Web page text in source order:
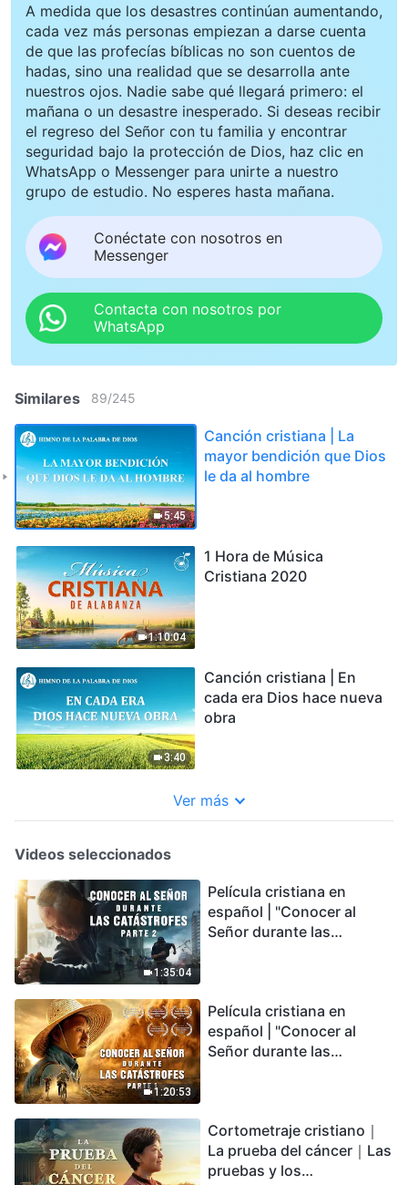
A medida que los desastres continúan aumentando,
cada vez más personas empiezan a darse cuenta
de que las profecías bíblicas no son cuentos de
hadas, sino una realidad que se desarrolla ante
nuestros ojos. Nadie sabe qué llegará primero: el
mañana o un desastre inesperado. Si deseas recibir
el regreso del Señor con tu familia y encontrar
seguridad bajo la protección de Dios, haz clic en
WhatsApp o Messenger para unirte a nuestro
grupo de estudio. No esperes hasta mañana.
Conéctate con nosotros en
Messenger
Contacta con nosotros por
WhatsApp
Similares 89/245
5:45
Canción cristiana | La
mayor bendición que Dios
le da al hombre
1:10:04
1 Hora de Música
Cristiana 2020
3:40
Canción cristiana | En
cada era Dios hace nueva
obra
Ver más
Videos seleccionados
1:35:04
Película cristiana en
español | "Conocer al
Señor durante las
podemos sobrevivir?
1:20:53
Película cristiana en
español | "Conocer al
Señor durante las
encontrarás refugio?
Cortometraje cristiano｜
La prueba del cáncer｜Las
pruebas y los